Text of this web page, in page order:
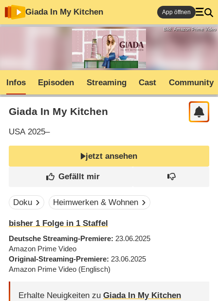
Giada In My Kitchen App öffnen
Bild: Amazon Prime Video
Infos Episoden Streaming Cast Community
Giada In My Kitchen
USA2025–
jetzt ansehen
Doku Heimwerken & Wohnen
bisher 1 Folge in 1 Staffel
Deutsche Streaming-Premiere 23.06.2025
Amazon Prime Video
Original-Streaming-Premiere 23.06.2025
Amazon Prime Video (Englisch)
Erhalte Neuigkeiten zu Giada In My Kitchen